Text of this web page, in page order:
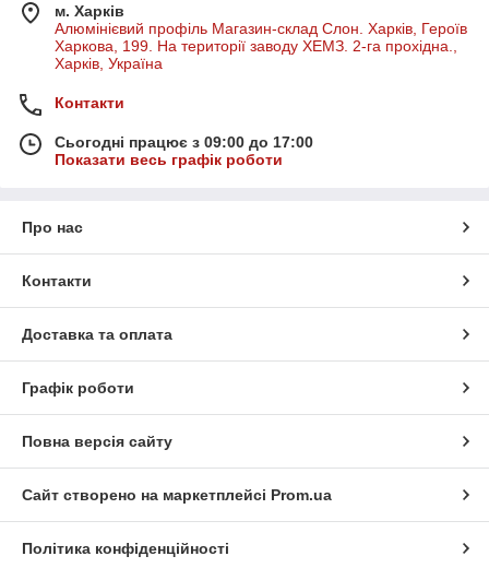
м. Харків
Алюмінієвий профіль Магазин-склад Слон. Харків, Героїв
Харкова, 199. На території заводу ХЕМЗ. 2-га прохідна.,
Харків, Україна
Контакти
Сьогодні працює з 09:00 до 17:00
Показати весь графік роботи
Про нас
Контакти
Доставка та оплата
Графік роботи
Повна версія сайту
Сайт створено на маркетплейсі Prom.ua
Політика конфіденційності